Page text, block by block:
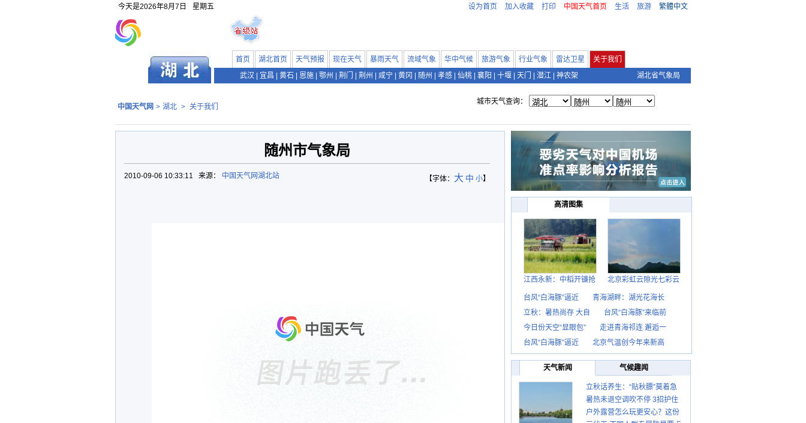
今天是2026年8月7日 星期五 设为首页 加入收藏 打印 中国天气首页 生活 旅游 繁體中文
首页 湖北首页 天气预报 现在天气 暴雨天气 流域气象 华中气候 旅游气象 行业气象 雷达卫星
关于我们
武汉
宜昌 黄石 恩施 鄂州 荆门 荆州 咸宁 黄冈 随州 孝感 仙桃 襄阳 十堰 天门 潜江 神农架 湖北省气象局
中国天气网 > 湖北 > 关于我们
城市天气查询：
随州市气象局
【字体： 大 中 小】
2010-09-06 10:33:11 来源： 中国天气网湖北站
高清图集
江西永新：中稻开镰抢 北京彩虹云隙光七彩云
台风“白海豚”逼近
青海湖畔：湖光花海长
立秋：暑热尚存 大自
台风“白海豚”来临前
今日份天空“显眼包”
走进青海祁连 邂逅一
台风“白海豚”逼近
北京气温创今年来新高
天气新闻 气候趣闻
立秋话养生：“贴秋膘”莫着急
先清暑再防燥
暑热未退空调吹不停 3招护住
肩颈不酸痛
户外露营怎么玩更安心？这份